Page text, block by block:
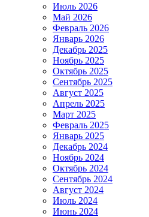
Июль 2026
Май 2026
Февраль 2026
Январь 2026
Декабрь 2025
Ноябрь 2025
Октябрь 2025
Сентябрь 2025
Август 2025
Апрель 2025
Март 2025
Февраль 2025
Январь 2025
Декабрь 2024
Ноябрь 2024
Октябрь 2024
Сентябрь 2024
Август 2024
Июль 2024
Июнь 2024